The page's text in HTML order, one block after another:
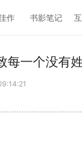
作 书影笔记
每一个没有